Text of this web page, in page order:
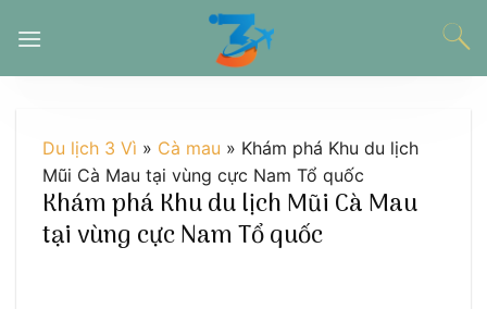
đến
Du lịch 3 Vì » Cà mau » Khám phá Khu du lịch
Mũi Cà Mau tại vùng cực Nam Tổ quốc
Khám phá Khu du lịch Mũi Cà Mau
tại vùng cực Nam Tổ quốc